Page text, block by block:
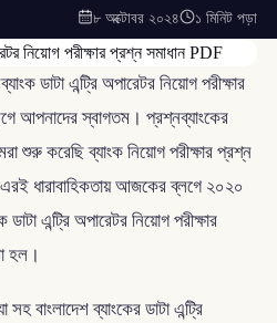
৮ অক্টোবর ২০২৪ ১ মিনিট পড়া
ডাটা এন্ট্রি অপারেটর নিয়োগ পরীক্ষার
আপনাদের স্বাগতম। প্রশ্নব্যাংকের
শুরু করেছি ব্যাংক নিয়োগ পরীক্ষার প্রশ্ন
ধারাবাহিকতায় আজকের ব্লগে ২০২০
এন্ট্রি অপারেটর নিয়োগ পরীক্ষার
হল।
বাংলাদেশ ব্যাংকের ডাটা এন্ট্রি